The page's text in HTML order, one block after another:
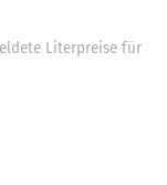
Literpreise für